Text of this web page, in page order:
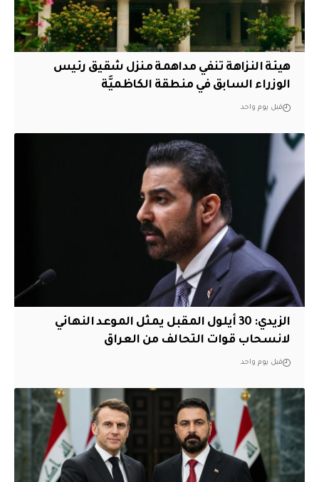
هيئة النزاهة تنفي مداهمة منزل شقيق رئيس
الوزراء السابق في منطقة الكاظميَّة
قبل يوم واحد
الزيدي: 30 أيلول المقبل يمثل الموعد النهائي
لانسحاب قوات التحالف من العراق
قبل يوم واحد